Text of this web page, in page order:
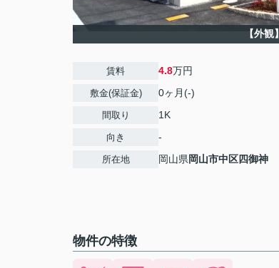
【外観】
賃料 4.8万円
敷金(保証金) 0ヶ月(-)
間取り 1K
向き -
所在地 岡山県岡山市中区四御神
物件の特徴